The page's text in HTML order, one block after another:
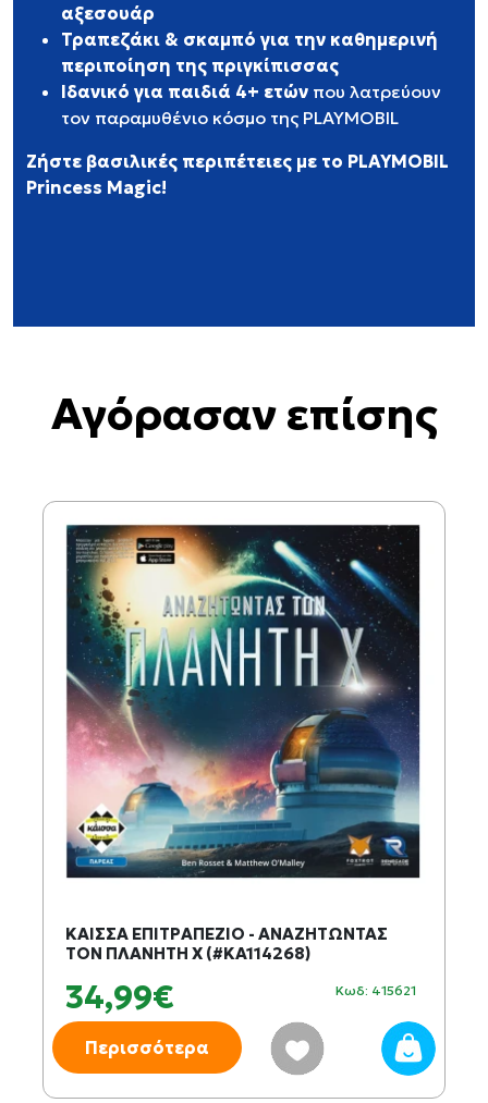
αξεσουάρ
Τραπεζάκι & σκαμπό για την καθημερινή
περιποίηση της πριγκίπισσας
Ιδανικό για παιδιά 4+ ετών που λατρεύουν
τον παραμυθένιο κόσμο της PLAYMOBIL
Ζήστε βασιλικές περιπέτειες με το PLAYMOBIL
Princess Magic!
Αγόρασαν επίσης
ΚΑΙΣΣΑ ΕΠΙΤΡΑΠΕΖΙΟ - ΑΝΑΖΗΤΩΝΤΑΣ
ΤΟΝ ΠΛΑΝΗΤΗ Χ (#KA114268)
34,99€ Κωδ: 415621
Περισσότερα